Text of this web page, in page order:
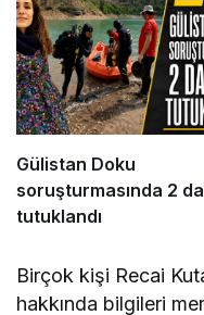
Gülistan Doku
soruşturmasında 2
tutuklandı
Birçok kişi Recai
hakkında bilgileri